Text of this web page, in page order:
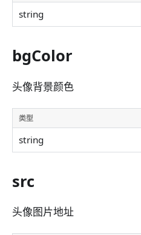
string
bgColor
头像背景颜色
类型
string
src
头像图片地址